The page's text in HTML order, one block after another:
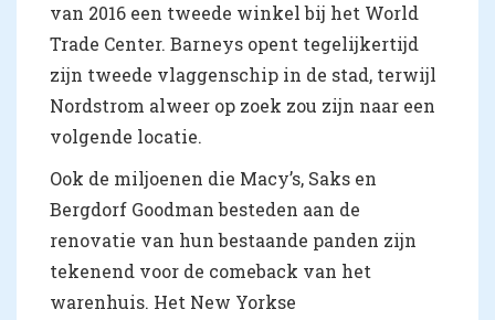
van 2016 een tweede winkel bij het World
Trade Center. Barneys opent tegelijkertijd
zijn tweede vlaggenschip in de stad, terwijl
Nordstrom alweer op zoek zou zijn naar een
volgende locatie.
Ook de miljoenen die Macy’s, Saks en
Bergdorf Goodman besteden aan de
renovatie van hun bestaande panden zijn
tekenend voor de comeback van het
warenhuis. Het New Yorkse